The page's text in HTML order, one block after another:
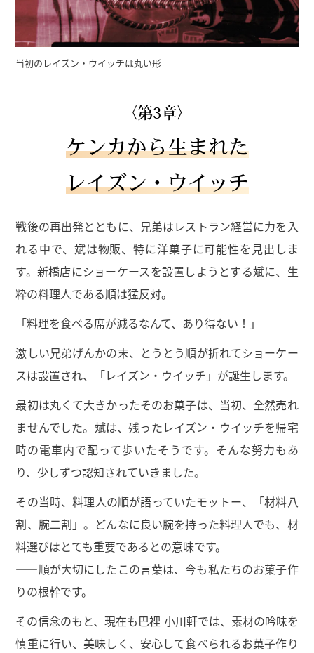
当初のレイズン・ウイッチは丸い形
〈第3章〉
ケンカから生まれた
レイズン・ウイッチ
戦後の再出発とともに、兄弟はレストラン経営に力を入
れる中で、斌は物販、特に洋菓子に可能性を見出しま
す。新橋店にショーケースを設置しようとする斌に、生
粋の料理人である順は猛反対。
「料理を食べる席が減るなんて、あり得ない！」
激しい兄弟げんかの末、とうとう順が折れてショーケー
スは設置され、「レイズン・ウイッチ」が誕生します。
最初は丸くて大きかったそのお菓子は、当初、全然売れ
ませんでした。斌は、残ったレイズン・ウイッチを帰宅
時の電車内で配って歩いたそうです。そんな努力もあ
り、少しずつ認知されていきました。
その当時、料理人の順が語っていたモットー、「材料八
割、腕二割」。どんなに良い腕を持った料理人でも、材
料選びはとても重要であるとの意味です。
——順が大切にしたこの言葉は、今も私たちのお菓子作
りの根幹です。
その信念のもと、現在も巴裡 小川軒では、素材の吟味を
慎重に行い、美味しく、安心して食べられるお菓子作り